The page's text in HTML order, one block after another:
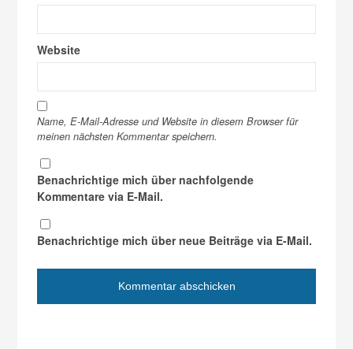
Website
Name, E-Mail-Adresse und Website in diesem Browser für
meinen nächsten Kommentar speichern.
Benachrichtige mich über nachfolgende
Kommentare via E-Mail.
Benachrichtige mich über neue Beiträge via E-Mail.